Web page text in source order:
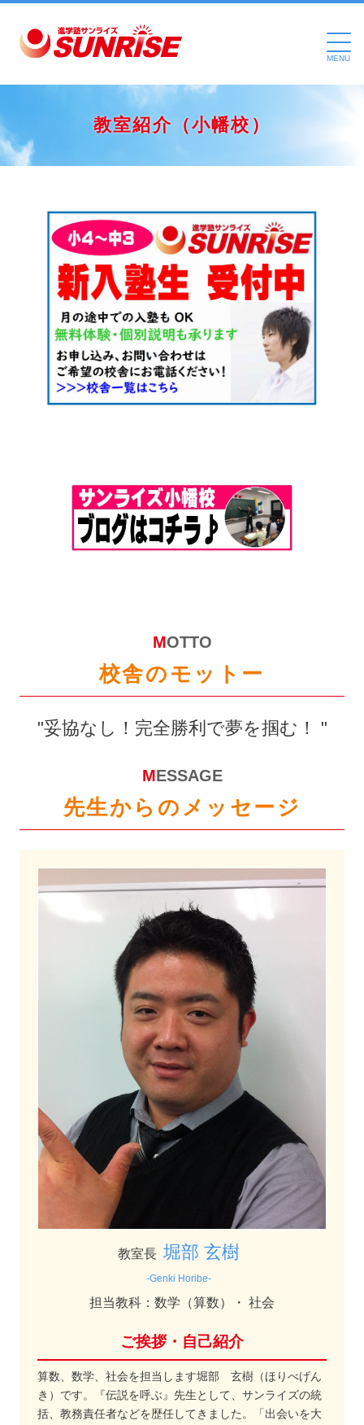
MENU
教室紹介（小幡校）
MOTTO
校舎のモットー
"妥協なし！完全勝利で夢を掴む！ "
MESSAGE
先生からのメッセージ
教室長 堀部 玄樹
-Genki Horibe-
担当教科：数学（算数）・ 社会
ご挨拶・自己紹介
算数、数学、社会を担当します堀部 玄樹（ほりべげん
き）です。『伝説を呼ぶ』先生として、サンライズの統
括、教務責任者などを歴任してきました。「出会いを大